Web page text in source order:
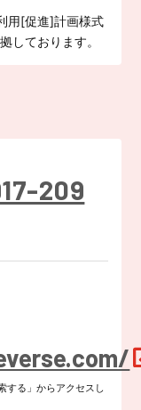
用[促進]計画様式
しております。
209
する」からアクセスし